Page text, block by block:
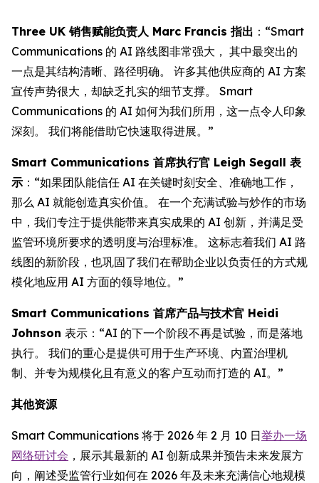
Three UK 销售赋能负责人 Marc Francis 指出 ：“Smart
Communications 的 AI 路线图非常强大， 其中最突出的
一点是其结构清晰、路径明确。 许多其他供应商的 AI 方案
宣传声势很大，却缺乏扎实的细节支撑。 Smart
Communications 的 AI 如何为我们所用，这一点令人印象
深刻。 我们将能借助它快速取得进展。”
Smart Communications 首席执行官 Leigh Segall 表
示 ：“如果团队能信任 AI 在关键时刻安全、准确地工作，
那么 AI 就能创造真实价值。 在一个充满试验与炒作的市场
中，我们专注于提供能带来真实成果的 AI 创新，并满足受
监管环境所要求的透明度与治理标准。 这标志着我们 AI 路
线图的新阶段，也巩固了我们在帮助企业以负责任的方式规
模化地应用 AI 方面的领导地位。”
Smart Communications 首席产品与技术官 Heidi
Johnson 表示：“AI 的下一个阶段不再是试验，而是落地
执行。 我们的重心是提供可用于生产环境、内置治理机
制、并专为规模化且有意义的客户互动而打造的 AI。”
其他资源
Smart Communications 将于 2026 年 2 月 10 日举办一场
网络研讨会 ，展示其最新的 AI 创新成果并预告未来发展方
向，阐述受监管行业如何在 2026 年及未来充满信心地规模